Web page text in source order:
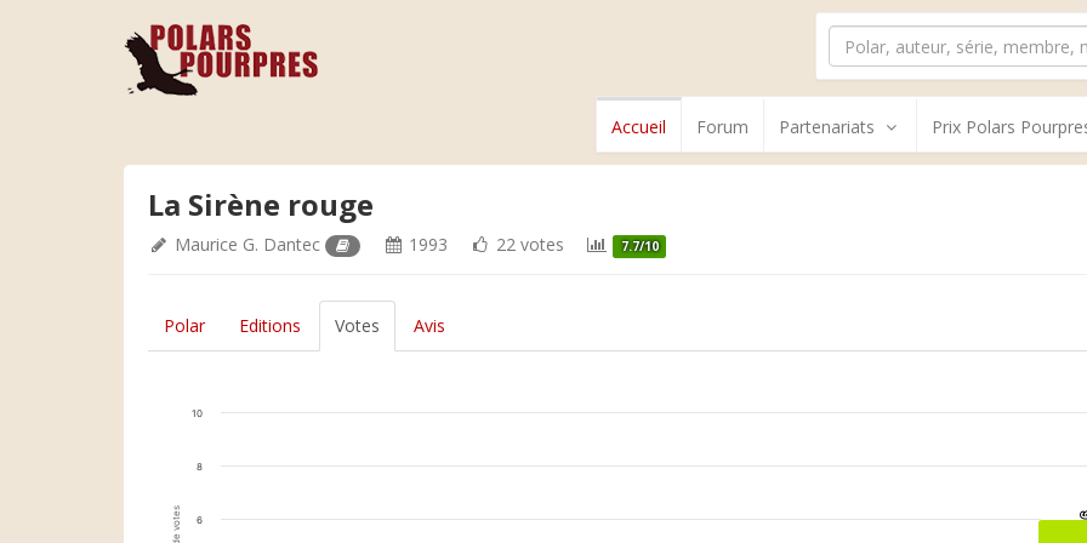
Accueil Forum Partenariats Prix Polars
La Sirène rouge
Maurice G. Dantec 1993 22 votes 7.7/10
Polar Editions Votes Avis
6
8
10